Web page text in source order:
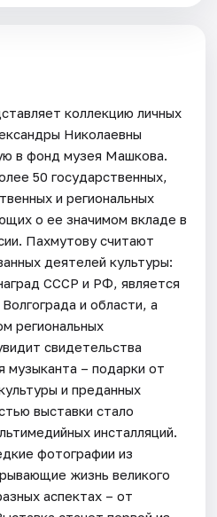
коллекцию личных
Николаевны
в фонд музея Машкова.
50 государственных,
и региональных
о ее значимом вкладе в
Пахмутову считают
деятелей культуры:
СССР и РФ, является
и области, а
региональных
свидетельства
музыканта – подарки от
и преданных
выставки стало
инсталляций.
фотографии из
жизнь великого
аспектах – от